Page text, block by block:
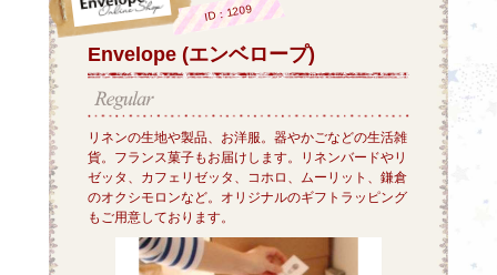
Envelope (エンベロープ)
ID：1209
リネンの生地や製品、お洋服。器やかごなどの生活雑
貨。フランス菓子もお届けします。リネンバードやリ
ゼッタ、カフェリゼッタ、コホロ、ムーリット、鎌倉
のオクシモロンなど。オリジナルのギフトラッピング
もご用意しております。